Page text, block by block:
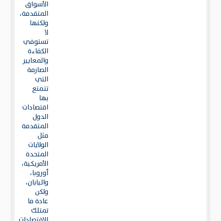
الأسواق
المتقدمة،
ولكنها
لا
تستوفي
الكفاءة
والمعايير
الصارمة
التي
تتمتع
بها
اقتصادات
الدول
المتقدمة
مثل
الولايات
المتحدة
الأمريكية،
أوروبا،
واليابان،
ولكن
عادة ما
تمتلك